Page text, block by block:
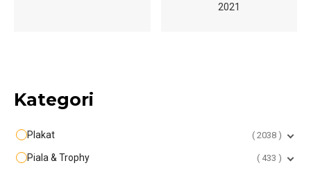
2021
Kategori
Plakat 2038
Piala & Trophy 433